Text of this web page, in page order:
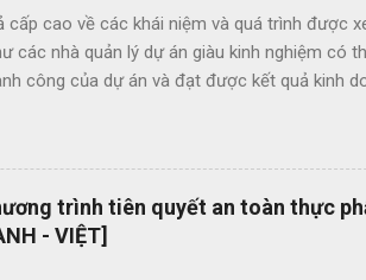
cấp cao về các khái niệm và quá trình được
các nhà quản lý dự án giàu kinh nghiệm có
công của dự án và đạt được kết quả kinh
qua việc sử dụng thuật ngữ quản lý dự
khả năng làm việc trong các dự án quốc tế
đổi số quy trình thật đơn giản. Hiện
công cụ tuyệt vời giúp bạn chuyển đổi số bộ
loại lãng phí liên q...
trình tiên quyết an toàn thực
- VIỆT]